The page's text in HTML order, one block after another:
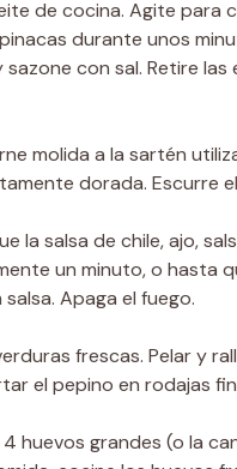
de cocina. Agite para
durante unos
sazone con sal. Retire
molida a la sartén
dorada. Escurre
la salsa de chile, ajo,
un minuto, o hasta
Apaga el fuego.
frescas. Pelar y
el pepino en rodajas
huevos grandes (o la